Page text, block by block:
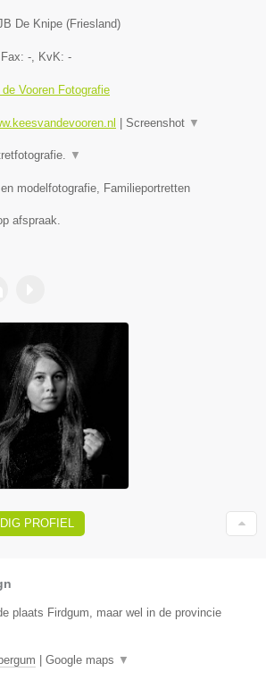
De Knipe (Friesland)
-, KvK: -
Vooren Fotografie
Screenshot ▼
▼
modelfotografie, Familieportretten
afspraak.
PROFIEL
plaats Firdgum, maar wel in de provincie
Google maps ▼